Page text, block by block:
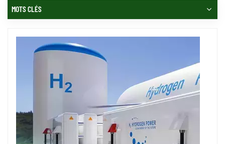
MOTS CLÉS